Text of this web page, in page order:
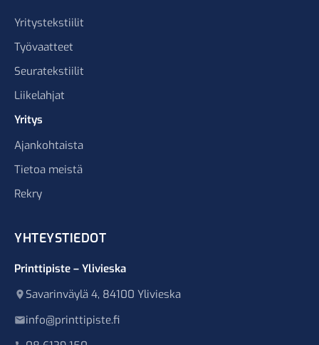
Yritystekstiilit
Työvaatteet
Seuratekstiilit
Liikelahjat
Yritys
Ajankohtaista
Tietoa meistä
Rekry
YHTEYSTIEDOT
Printtipiste – Ylivieska
Savarinväylä 4, 84100 Ylivieska
info@printtipiste.fi